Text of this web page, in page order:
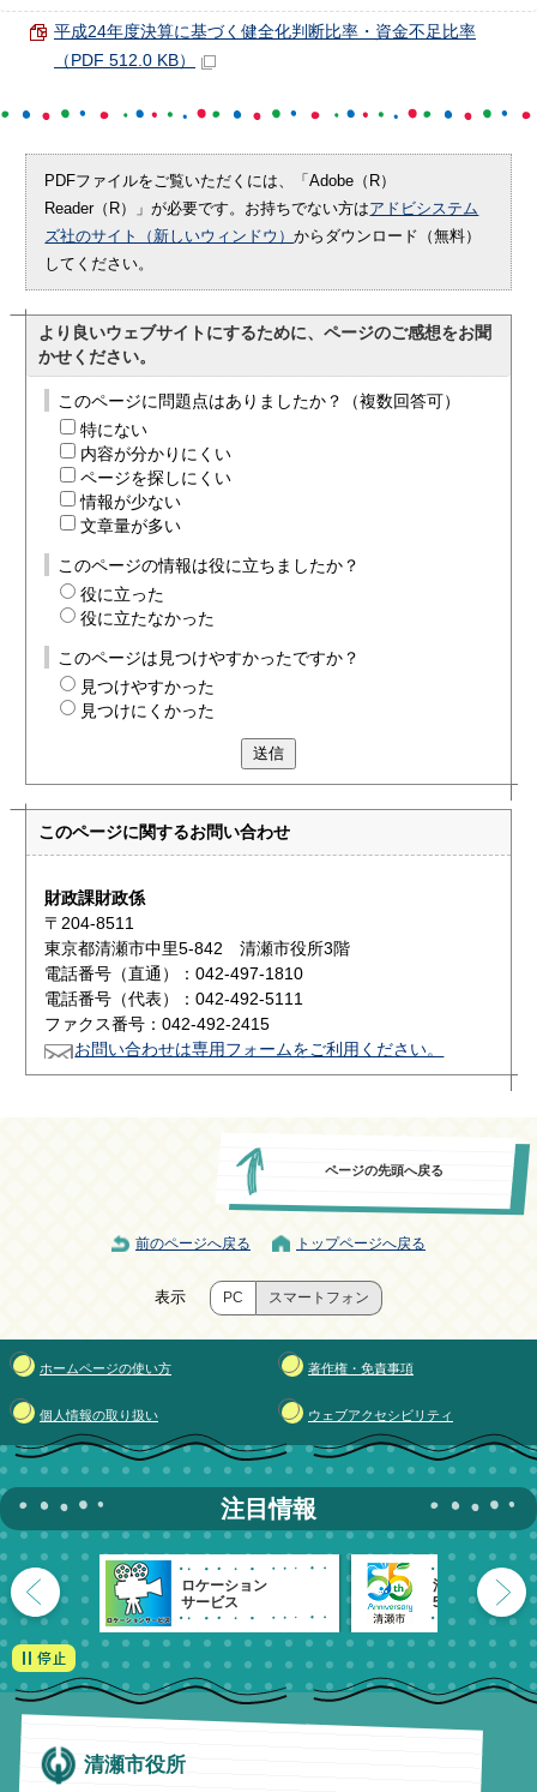
平成24年度決算に基づく健全化判断比率・資金不足比率
（PDF 512.0 KB）
PDFファイルをご覧いただくには、「Adobe（R）
Reader（R）」が必要です。お持ちでない方はアドビシステム
ズ社のサイト（新しいウィンドウ）からダウンロード（無料）
してください。
より良いウェブサイトにするために、ページのご感想をお聞
かせください。
このページに問題点はありましたか？（複数回答可）
特にない
内容が分かりにくい
ページを探しにくい
情報が少ない
文章量が多い
このページの情報は役に立ちましたか？
役に立った
役に立たなかった
このページは見つけやすかったですか？
見つけやすかった
見つけにくかった
送信
このページに関するお問い合わせ
財政課財政係
〒204-8511
東京都清瀬市中里5-842 清瀬市役所3階
電話番号（直通）：042-497-1810
電話番号（代表）：042-492-5111
ファクス番号：042-492-2415
お問い合わせは専用フォームをご利用ください。
ページの先頭へ戻る
前のページへ戻る トップページへ戻る
表示 PC スマートフォン
ホームページの使い方 著作権・免責事項
個人情報の取り扱い ウェブアクセシビリティ
注目情報
ロケーション
サービス
清瀬市
55周年記念
清瀬市役所